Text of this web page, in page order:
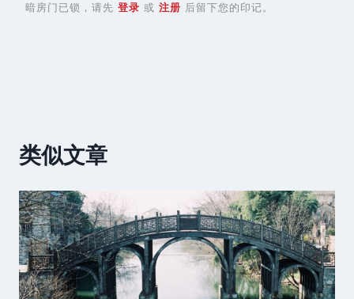
暗房门已锁，请先 登录 或 注册 后留下您的印记。
类似文章